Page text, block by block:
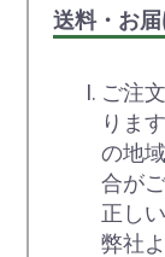
送料・お
ご注
りま
の地
合が
正し
弊社